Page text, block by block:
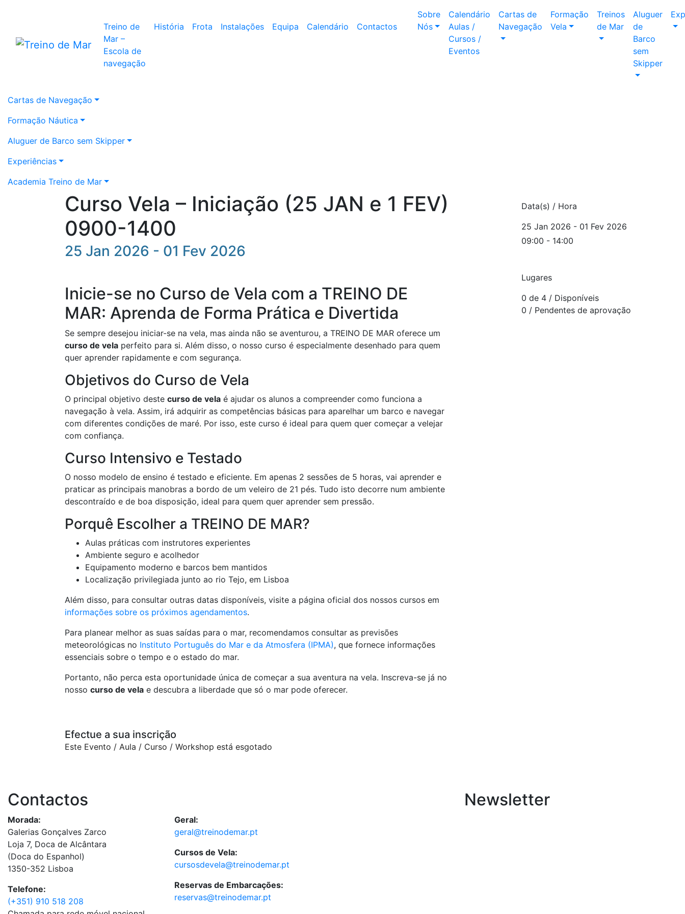
Treino de
Mar –
Escola de
navegação
História Frota Instalações Equipa Calendário Contactos
Sobre
Nós
Calendário
Aulas /
Cursos /
Eventos
Cartas de
Navegação
Formação
Vela
Treinos
de Mar
Aluguer
de
Barco
sem
Skipper
Cartas de Navegação
Formação Náutica
Aluguer de Barco sem Skipper
Experiências
Academia Treino de Mar
Curso Vela – Iniciação (25 JAN e 1 FEV)
0900-1400
25 Jan 2026 - 01 Fev 2026
Inicie-se no Curso de Vela com a TREINO DE
MAR: Aprenda de Forma Prática e Divertida
Se sempre desejou iniciar-se na vela, mas ainda não se aventurou, a TREINO DE MAR oferece um
curso de vela perfeito para si. Além disso, o nosso curso é especialmente desenhado para quem
quer aprender rapidamente e com segurança.
Objetivos do Curso de Vela
O principal objetivo deste curso de vela é ajudar os alunos a compreender como funciona a
navegação à vela. Assim, irá adquirir as competências básicas para aparelhar um barco e navegar
com diferentes condições de maré. Por isso, este curso é ideal para quem quer começar a velejar
com confiança.
Curso Intensivo e Testado
O nosso modelo de ensino é testado e eficiente. Em apenas 2 sessões de 5 horas, vai aprender e
praticar as principais manobras a bordo de um veleiro de 21 pés. Tudo isto decorre num ambiente
descontraído e de boa disposição, ideal para quem quer aprender sem pressão.
Porquê Escolher a TREINO DE MAR?
Aulas práticas com instrutores experientes
Ambiente seguro e acolhedor
Equipamento moderno e barcos bem mantidos
Localização privilegiada junto ao rio Tejo, em Lisboa
Além disso, para consultar outras datas disponíveis, visite a página oficial dos nossos cursos em
informações sobre os próximos agendamentos.
Para planear melhor as suas saídas para o mar, recomendamos consultar as previsões
meteorológicas no Instituto Português do Mar e da Atmosfera (IPMA), que fornece informações
essenciais sobre o tempo e o estado do mar.
Portanto, não perca esta oportunidade única de começar a sua aventura na vela. Inscreva-se já no
nosso curso de vela e descubra a liberdade que só o mar pode oferecer.
Data(s) / Hora
25 Jan 2026 - 01 Fev 2026
09:00 - 14:00
Lugares
0 de 4 / Disponíveis
0 / Pendentes de aprovação
Efectue a sua inscrição
Este Evento / Aula / Curso / Workshop está esgotado
Contactos
Morada:
Galerias Gonçalves Zarco
Loja 7, Doca de Alcântara
(Doca do Espanhol)
1350-352 Lisboa
Telefone:
(+351) 910 518 208
Geral:
geral@treinodemar.pt
Cursos de Vela:
cursosdevela@treinodemar.pt
Reservas de Embarcações:
reservas@treinodemar.pt
Newsletter